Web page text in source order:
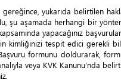
gereğince, yukarıda belirtilen
şu aşamada herhangi bir
yapacağınız
kimliğinizi tespit edici gerekli
formunu doldurarak,
veya KVK Kanunu’nda